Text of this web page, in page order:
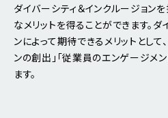
ダイバーシティ＆インクルージョン
なメリットを得ることができます。
ンによって期待できるメリットとして
ンの創出」「従業員のエンゲージメ
ます。